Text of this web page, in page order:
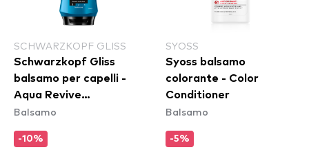
SCHWARZKOPF GLISS
Schwarzkopf Gliss
balsamo per capelli -
Aqua Revive
Conditioner
Balsamo
-10%
SYOSS
Syoss balsamo
colorante - Color
Conditioner
Balsamo
-5%